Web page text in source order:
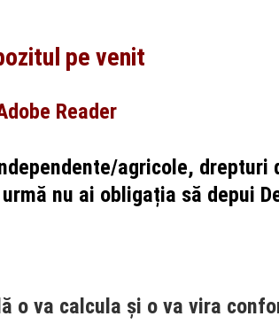
pe venit
Reader
agricole, drepturi
nu ai obligația să depui
o va calcula și o va vira